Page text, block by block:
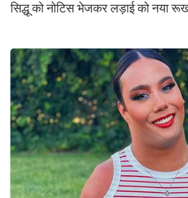
सिद्धू को नोटिस भेजकर लड़ाई को नया